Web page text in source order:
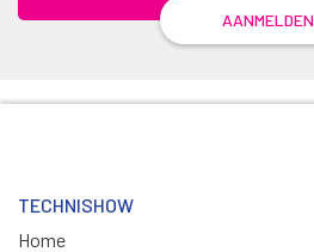
AANMELDEN
TECHNISHOW
Home